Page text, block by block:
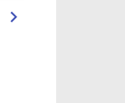
keyboard_arrow_right